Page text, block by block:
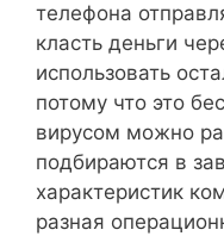
телефона
класть деньги
использовать
потому что это
вирусом можно
подбираются в
характеристик
разная